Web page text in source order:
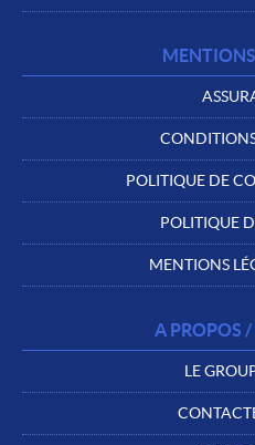
POLITIQUE DE
POLITIQUE
MENTIONS
A PROPOS
LE